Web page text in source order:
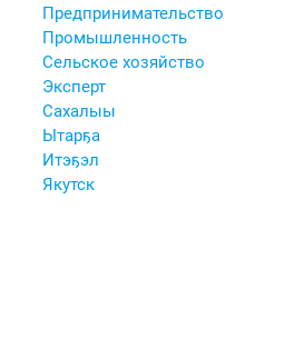
Предпринимательство
Промышленность
Сельское хозяйство
Эксперт
Сахалыы
Ытарҕа
Итэҕэл
Якутск